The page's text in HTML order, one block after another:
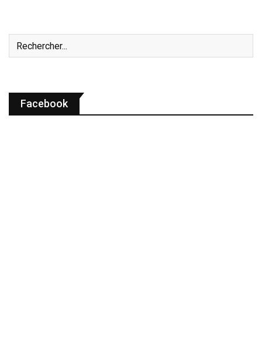
Facebook